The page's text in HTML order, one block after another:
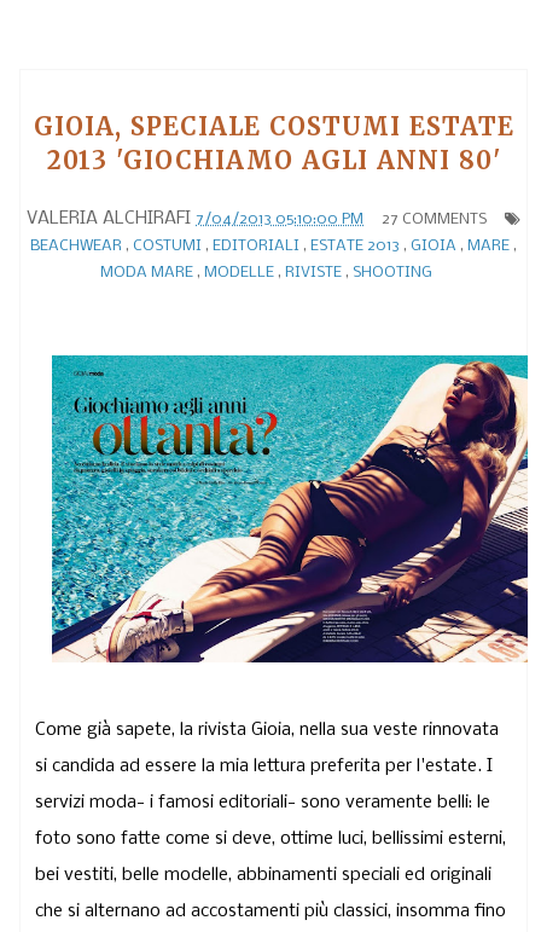
GIOIA, SPECIALE COSTUMI ESTATE
2013 'GIOCHIAMO AGLI ANNI 80'
VALERIA ALCHIRAFI 7/04/2013 05:10:00 PM
27 COMMENTS
BEACHWEAR , COSTUMI , EDITORIALI , ESTATE 2013 , GIOIA , MARE ,
MODA MARE , MODELLE , RIVISTE , SHOOTING
Come già sapete, la rivistaGioia, nella sua veste rinnovata
si candida ad essere la mia lettura preferita per l'estate. I
servizi moda- i famosi editoriali- sono veramente belli: le
foto sono fatte come si deve, ottime luci, bellissimi esterni,
bei vestiti, belle modelle, abbinamenti speciali ed originali
che si alternano ad accostamenti più classici, insomma fino